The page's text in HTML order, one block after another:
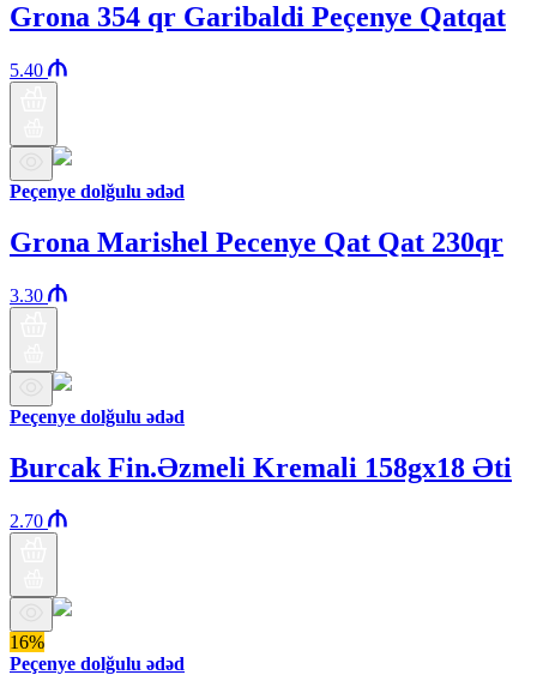
Grona 354 qr Garibaldi Peçenye Qatqat
5.40
Peçenye dolğulu ədəd
Grona Marishel Pecenye Qat Qat 230qr
3.30
Peçenye dolğulu ədəd
Burcak Fin.Əzmeli Kremali 158gx18 Əti
2.70
16%
Peçenye dolğulu ədəd